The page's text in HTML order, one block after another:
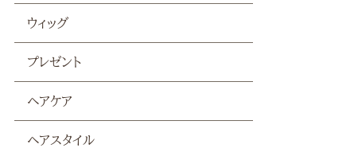
ウィッグ
プレゼント
ヘアケア
ヘアスタイル